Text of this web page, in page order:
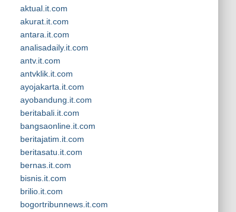
aktual.it.com
akurat.it.com
antara.it.com
analisadaily.it.com
antv.it.com
antvklik.it.com
ayojakarta.it.com
ayobandung.it.com
beritabali.it.com
bangsaonline.it.com
beritajatim.it.com
beritasatu.it.com
bernas.it.com
bisnis.it.com
brilio.it.com
bogortribunnews.it.com